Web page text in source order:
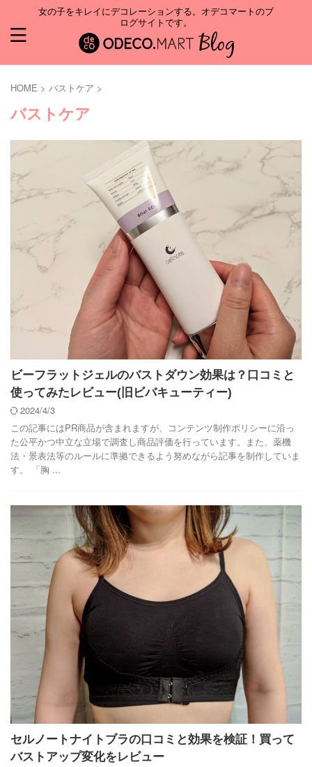
女の子をキレイにデコレーションする。オデコマートのブ
ログサイトです。
HOME > バストケア >
バストケア
ビーフラットジェルのバストダウン効果は？口コミと
使ってみたレビュー(旧ビバキューティー)
2024/4/3
この記事にはPR商品が含まれますが、コンテンツ制作ポリシーに沿っ
た公平かつ中立な立場で調査し商品評価を行っています。また、薬機
法・景表法等のルールに準拠できるよう努めながら記事を制作していま
す。 「胸 ...
セルノートナイトブラの口コミと効果を検証！買って
バストアップ変化をレビュー